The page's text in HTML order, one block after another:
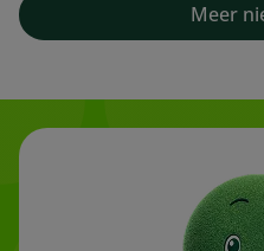
Meer